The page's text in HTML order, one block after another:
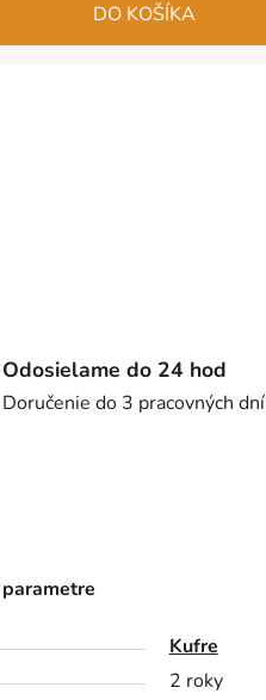
DO KOŠÍKA
Odosielame do 24 hod
Doručenie do 3 pracovných dní
Kufre
2 roky